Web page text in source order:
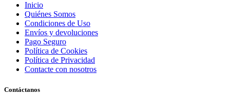
Inicio
Quiénes Somos
Condiciones de Uso
Envíos y devoluciones
Pago Seguro
Política de Cookies
Política de Privacidad
Contacte con nosotros
Contáctanos